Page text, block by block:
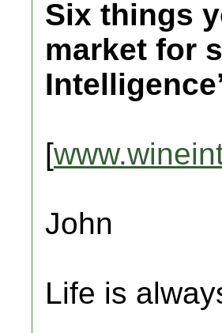
Six things
market for
[
John
Life is